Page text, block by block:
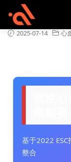
室性心动过速
2025-07-14 心
基于2022
整合